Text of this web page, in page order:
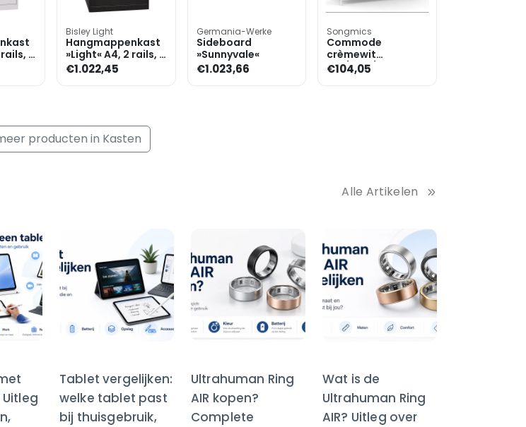
4
Bisley Light
Hangmappenkast
»Light« A4, 2 rails, 4
laden
€1.022,45
Germania-Werke
Sideboard
»Sunnyvale«
€1.023,66
Songmics
Commode
crèmewit
100/28,5/85 cm
€104,05
producten in Kasten
Alle Artikelen
Tablet vergelijken:
welke tablet past
bij thuisgebruik,
Ultrahuman Ring
AIR kopen?
Complete
Wat is de
Ultrahuman Ring
AIR? Uitleg over